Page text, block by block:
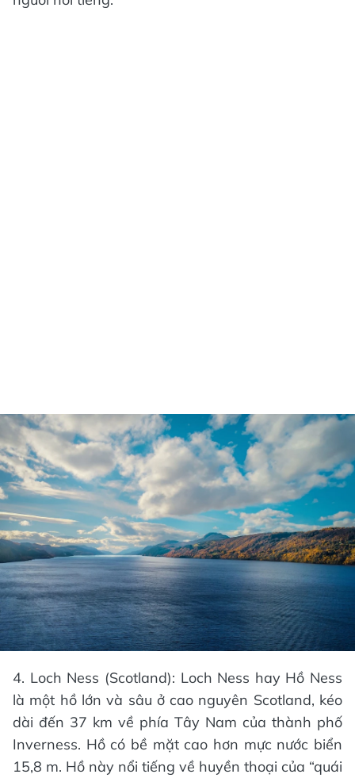
4. Loch Ness (Scotland): Loch Ness hay Hồ Ness
là một hồ lớn và sâu ở cao nguyên Scotland, kéo
dài đến 37 km về phía Tây Nam của thành phố
Inverness. Hồ có bề mặt cao hơn mực nước biển
15,8 m. Hồ này nổi tiếng về huyền thoại của “quái